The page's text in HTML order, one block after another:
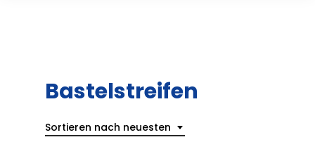
Bastelstreifen
Sortieren nach neuesten